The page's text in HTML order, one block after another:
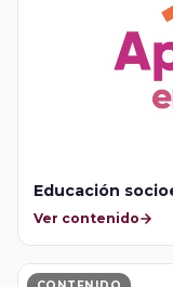
Educación
Ver contenido